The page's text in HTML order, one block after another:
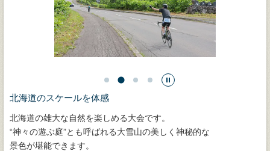
北海道のスケールを体感
北海道の雄大な自然を楽しめる大会です。
“神々の遊ぶ庭”とも呼ばれる大雪山の美しく神秘的な
景色が堪能できます。